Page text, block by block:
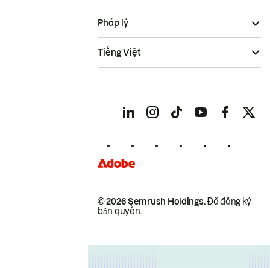
© 2026 Semrush Holdings.Đã đăng ký
bản quyền.
Pháp lý
Tiếng Việt